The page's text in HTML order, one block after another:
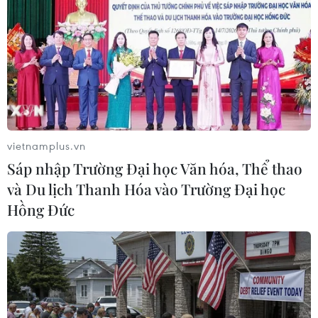
Đồng chí Lương Quốc Đoàn, Ủy viên Trung ương Đảng, Phó
Chủ tịch Ủy ban Trung ương Mặt trận Tổ quốc Việt Nam, Chủ
vietnamplus.vn
Sáp nhập Trường Đại học Văn hóa, Thể thao
và Du lịch Thanh Hóa vào Trường Đại học
Hồng Đức